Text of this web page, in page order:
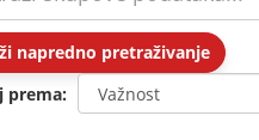
napredno pretraživanje
prema